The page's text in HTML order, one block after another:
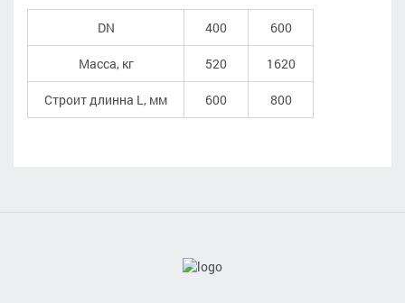
DN 400 600
Масса, кг 520 1620
Строит длинна L, мм 600 800